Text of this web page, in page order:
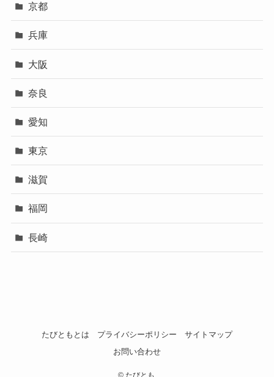
京都
兵庫
大阪
奈良
愛知
東京
滋賀
福岡
長崎
たびともとは プライバシーポリシー
サイトマップ
お問い合わせ